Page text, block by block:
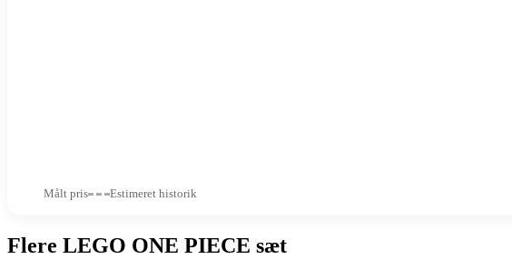
Målt pris Estimeret historik
Flere LEGO ONE PIECE sæt